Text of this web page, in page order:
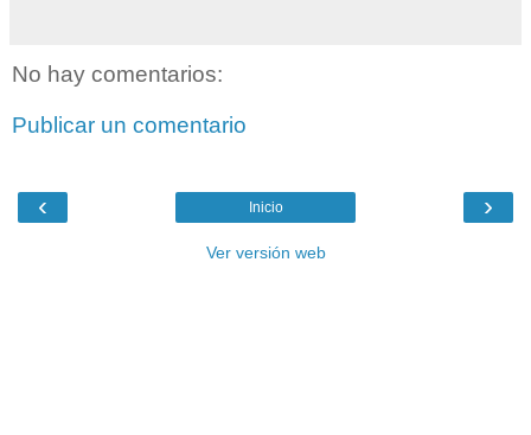
No hay comentarios:
Publicar un comentario
‹ ›
Inicio
Ver versión web